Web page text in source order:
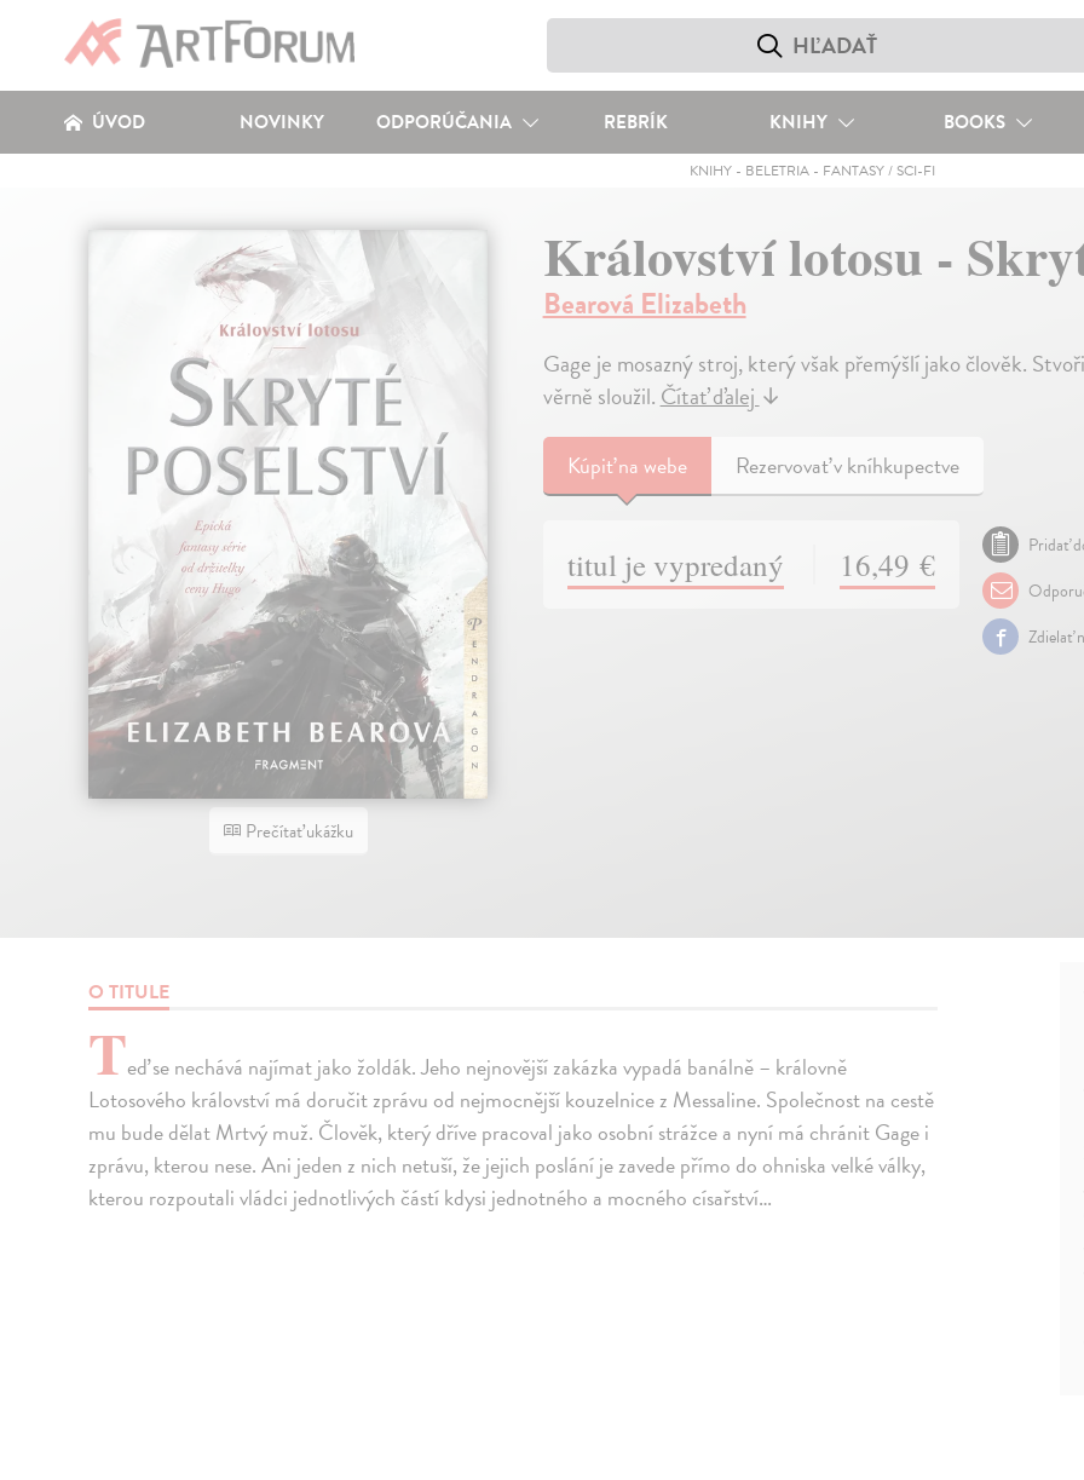
ÚVOD NOVINKY ODPORÚČANIA REBRÍK KNIHY BOOKS
KNIHY - BELETRIA - FANTASY / SCI-FI
Prečítať ukážku
Království lotosu -
Bearová Elizabeth
Gage je mosazný stroj, který však přemýšlí jako člověk.
věrně sloužil.Čítať ďalej↓
Kúpiťna webe Rezervovať v kníhkupectve
titul je vypredaný 16,49 €
Pridať
Zdielať
O TITULE
Teď se nechává najímat jako žoldák. Jeho nejnovější zakázka vypadá banálně – královně
Lotosového království má doručit zprávu od nejmocnější kouzelnice z Messaline. Společnost na cestě
mu bude dělat Mrtvý muž. Člověk, který dříve pracoval jako osobní strážce a nyní má chránit Gage i
zprávu, kterou nese. Ani jeden z nich netuší, že jejich poslání je zavede přímo do ohniska velké války,
kterou rozpoutali vládci jednotlivých částí kdysi jednotného a mocného císařství…